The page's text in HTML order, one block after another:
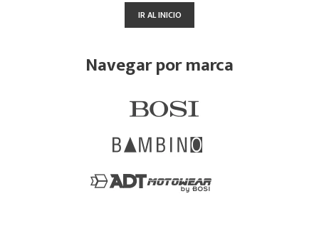
IR AL INICIO
Navegar por marca